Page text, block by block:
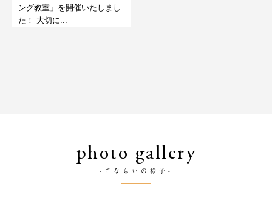
ング教室」を開催いたしまし
た！ 大切に...
photo gallery
-てならいの様子-